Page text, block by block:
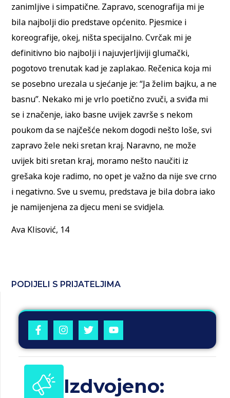
zanimljive i simpatične. Zapravo, scenografija mi je
bila najbolji dio predstave općenito. Pjesmice i
koreografije, okej, ništa specijalno. Cvrčak mi je
definitivno bio najbolji i najuvjerljiviji glumački,
pogotovo trenutak kad je zaplakao. Rečenica koja mi
se posebno urezala u sjećanje je: “Ja želim bajku, a ne
basnu”. Nekako mi je vrlo poetično zvuči, a sviđa mi
se i značenje, iako basne uvijek završe s nekom
poukom da se najčešće nekom dogodi nešto loše, svi
zapravo žele neki sretan kraj. Naravno, ne može
uvijek biti sretan kraj, moramo nešto naučiti iz
grešaka koje radimo, no opet je važno da nije sve crno
i negativno. Sve u svemu, predstava je bila dobra iako
je namijenjena za djecu meni se svidjela.
Ava Klisović, 14
PODIJELI S PRIJATELJIMA
Izdvojeno: